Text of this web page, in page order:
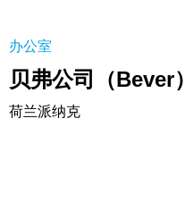
办公室
贝弗公司（Bever）
荷兰派纳克